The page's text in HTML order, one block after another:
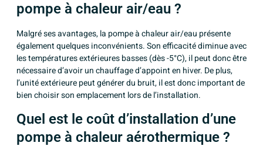
pompe à chaleur air/eau ?
Malgré ses avantages, la pompe à chaleur air/eau présente
également quelques inconvénients. Son efficacité diminue avec
les températures extérieures basses (dès -5°C), il peut donc être
nécessaire d’avoir un chauffage d’appoint en hiver. De plus,
l’unité extérieure peut générer du bruit, il est donc important de
bien choisir son emplacement lors de l’installation.
Quel est le coût d’installation d’une
pompe à chaleur aérothermique ?